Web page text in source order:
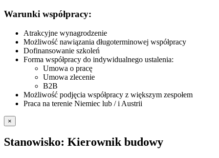
Warunki współpracy:
Atrakcyjne wynagrodzenie
Możliwość nawiązania długoterminowej współpracy
Dofinansowanie szkoleń
Forma współpracy do indywidualnego ustalenia:
Umowa o pracę
Umowa zlecenie
B2B
Możliwość podjęcia współpracy z większym zespołem
Praca na terenie Niemiec lub / i Austrii
×
Stanowisko: Kierownik budowy